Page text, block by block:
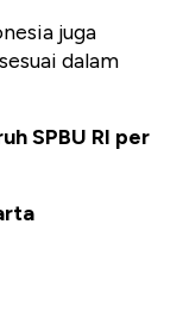
juga
dalam
SPBU RI per